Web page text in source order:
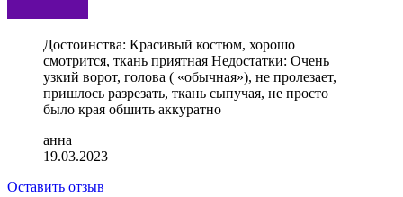
Достоинства: Красивый костюм, хорошо
смотрится, ткань приятная Недостатки: Очень
узкий ворот, голова ( «обычная»), не пролезает,
пришлось разрезать, ткань сыпучая, не просто
было края обшить аккуратно
анна
19.03.2023
Оставить отзыв